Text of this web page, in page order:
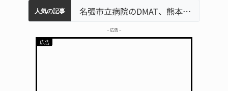
人気の記事
名張市水道料金47％値上げへ 答申案、審議会で大筋まとまる
中学校の陶壁モニュメント 地元建設会社がボランティアで清掃 伊賀 名張市立病院のDMAT、熊本地震の被災地へ 能登以来3回目の派遣
– 広告 –